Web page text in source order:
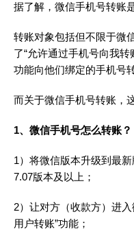
据了解，微信手机号转账
转账对象包括但不限于微
了“允许通过手机号向我
功能向他们绑定的手机号
而关于微信手机号转账，
1、微信手机号怎么转账？
1）将微信版本升级到最
7.07版本及以上；
2）让对方（收款方）进
用户转账”功能；